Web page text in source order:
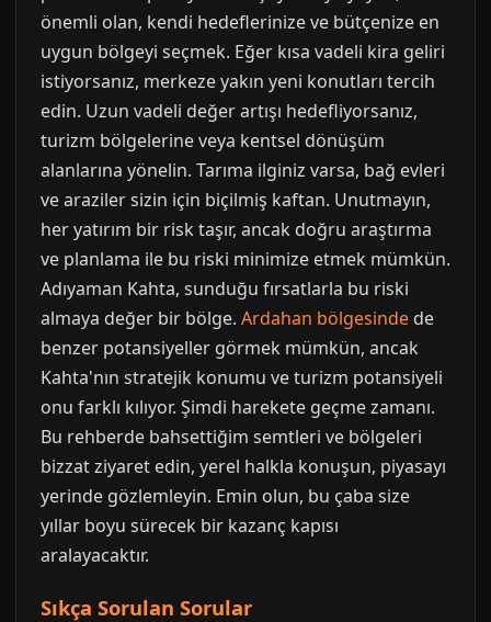
önemli olan, kendi hedeflerinize ve bütçenize en
uygun bölgeyi seçmek. Eğer kısa vadeli kira geliri
istiyorsanız, merkeze yakın yeni konutları tercih
edin. Uzun vadeli değer artışı hedefliyorsanız,
turizm bölgelerine veya kentsel dönüşüm
alanlarına yönelin. Tarıma ilginiz varsa, bağ evleri
ve araziler sizin için biçilmiş kaftan. Unutmayın,
her yatırım bir risk taşır, ancak doğru araştırma
ve planlama ile bu riski minimize etmek mümkün.
Adıyaman Kahta, sunduğu fırsatlarla bu riski
almaya değer bir bölge. Ardahan bölgesinde de
benzer potansiyeller görmek mümkün, ancak
Kahta'nın stratejik konumu ve turizm potansiyeli
onu farklı kılıyor. Şimdi harekete geçme zamanı.
Bu rehberde bahsettiğim semtleri ve bölgeleri
bizzat ziyaret edin, yerel halkla konuşun, piyasayı
yerinde gözlemleyin. Emin olun, bu çaba size
yıllar boyu sürecek bir kazanç kapısı
aralayacaktır.
Sıkça Sorulan Sorular